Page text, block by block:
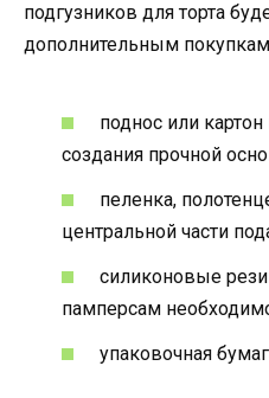
подгузников для торта
дополнительным
поднос или
создания прочной
пеленка,
центральной части
силиконовые
памперсам
упаковочная